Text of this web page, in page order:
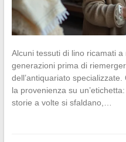
Alcuni tessuti di lino ricamati
generazioni prima di
dell’antiquariato
la provenienza su
storie a volte si sfaldano,…